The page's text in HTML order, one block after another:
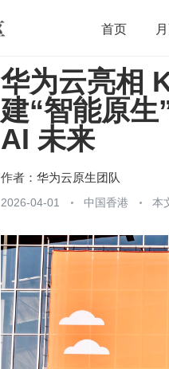
首页
开源 架构
团队管理 程序员
华为云亮相
建“智能原
AI 未来
作者： 华为云原生团队
2026-04-01 中国香港 本